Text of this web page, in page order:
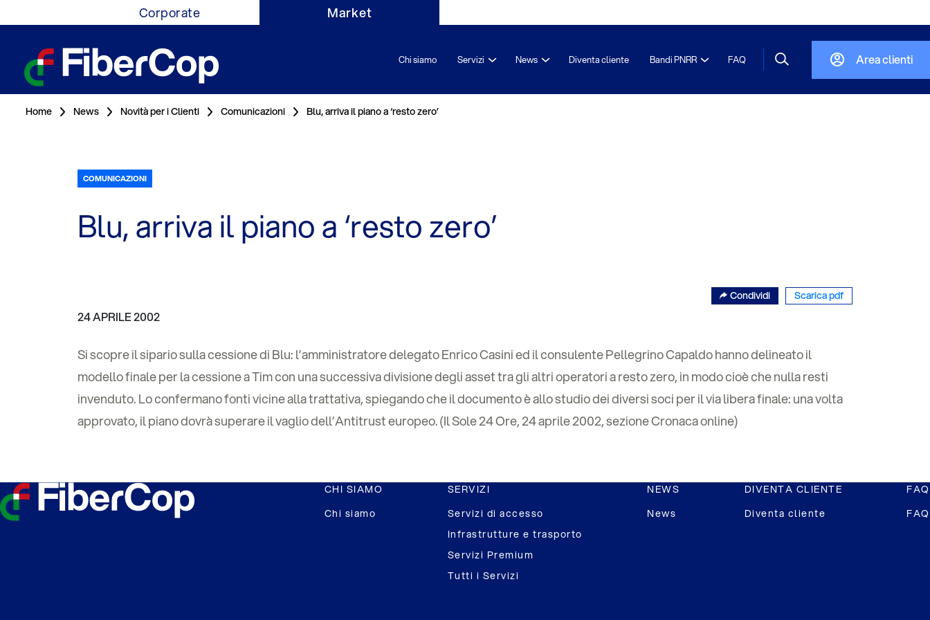
Corporate Market
Chi siamo Servizi News Diventa cliente Bandi PNRR FAQ Area clienti
Home News Novità per i Clienti Comunicazioni Blu, arriva il piano a ‘resto zero’
COMUNICAZIONI
Blu, arriva il piano a ‘resto zero’
Condividi Scarica pdf
24 APRILE 2002
Si scopre il sipario sulla cessione di Blu: l’amministratore delegato Enrico Casini ed il consulente Pellegrino Capaldo hanno delineato il
modello finale per la cessione a Tim con una successiva divisione degli asset tra gli altri operatori a resto zero, in modo cioè che nulla resti
invenduto. Lo confermano fonti vicine alla trattativa, spiegando che il documento è allo studio dei diversi soci per il via libera finale: una volta
approvato, il piano dovrà superare il vaglio dell’Antitrust europeo. (Il Sole 24 Ore, 24 aprile 2002, sezione Cronaca online)
CHI SIAMO
Chi siamo
SERVIZI
Servizi di accesso
Infrastrutture e trasporto
Servizi Premium
Tutti i Servizi
NEWS
News
DIVENTA CLIENTE
Diventa cliente
FAQ
FAQ